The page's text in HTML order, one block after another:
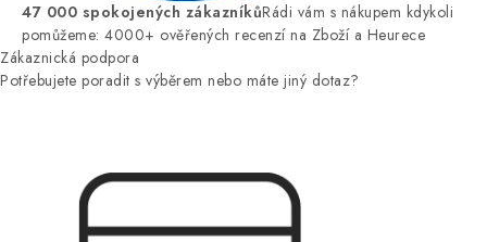
47 000 spokojených zákazníkůRádi vám s nákupem kdykoli
pomůžeme: 4000+ ověřených recenzí na Zboží a Heurece
Zákaznická podpora
Potřebujete poradit s výběrem nebo máte jiný dotaz?